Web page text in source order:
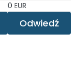
0 EUR
Odwiedź